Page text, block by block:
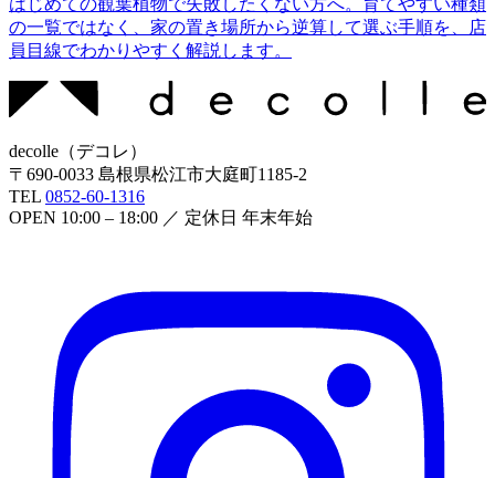
の一覧ではなく、家の置き場所から逆算して選ぶ手順を、店
員目線でわかりやすく解説します。
decolle （デコレ ）
〒 690-0033 島根県松江市大庭町1185-2
TEL 0852-60-1316
OPEN 10:00 – 18:00 ／ 定休日 年末年始